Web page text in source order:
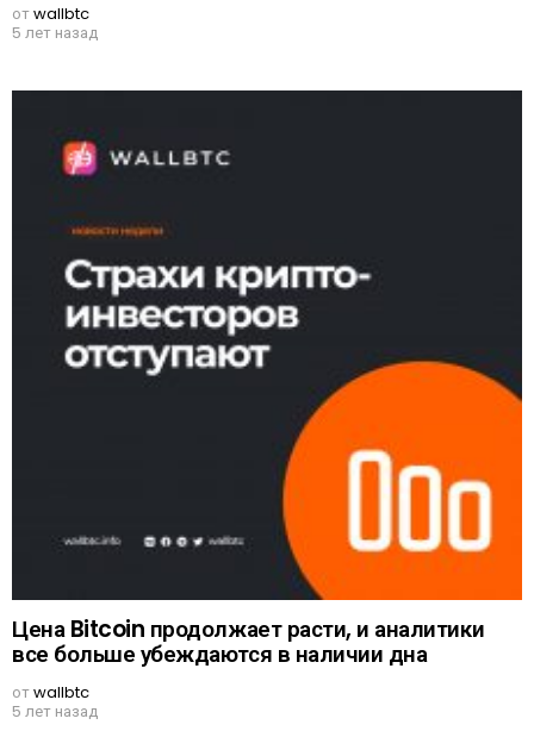
отwallbtc
5 лет назад
Цена Bitcoin продолжает расти, и аналитики
все больше убеждаются в наличии дна
отwallbtc
5 лет назад